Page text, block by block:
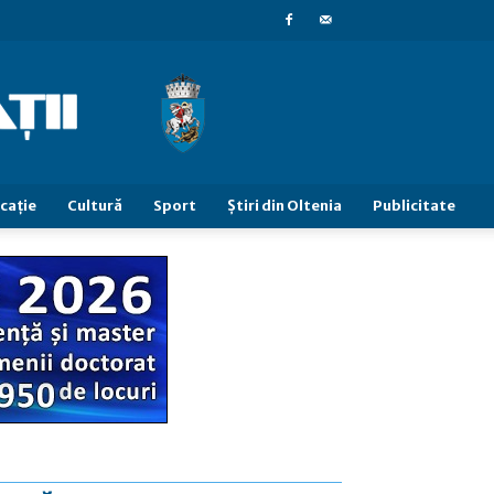
Cultură Sport Știri din Oltenia Publicitate